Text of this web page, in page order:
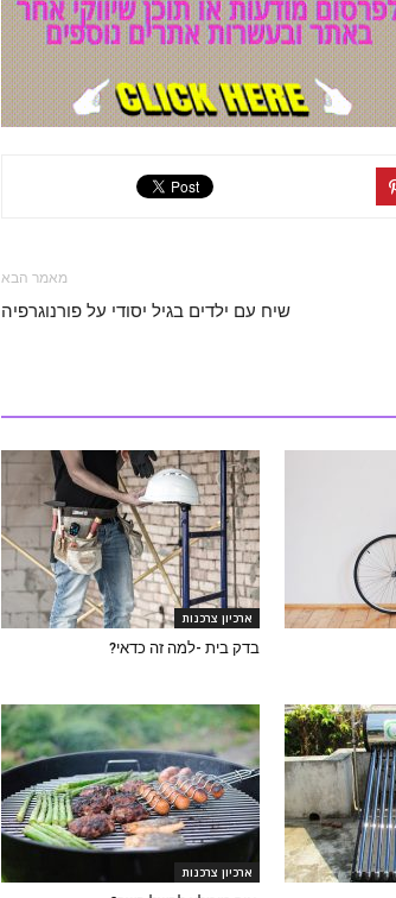
מאמר הבא
שיח עם ילדים בגיל יסודי על פורנוגרפיה
ארכיון צרכנות
בדק בית -למה זה כדאי?
ארכיון צרכנות